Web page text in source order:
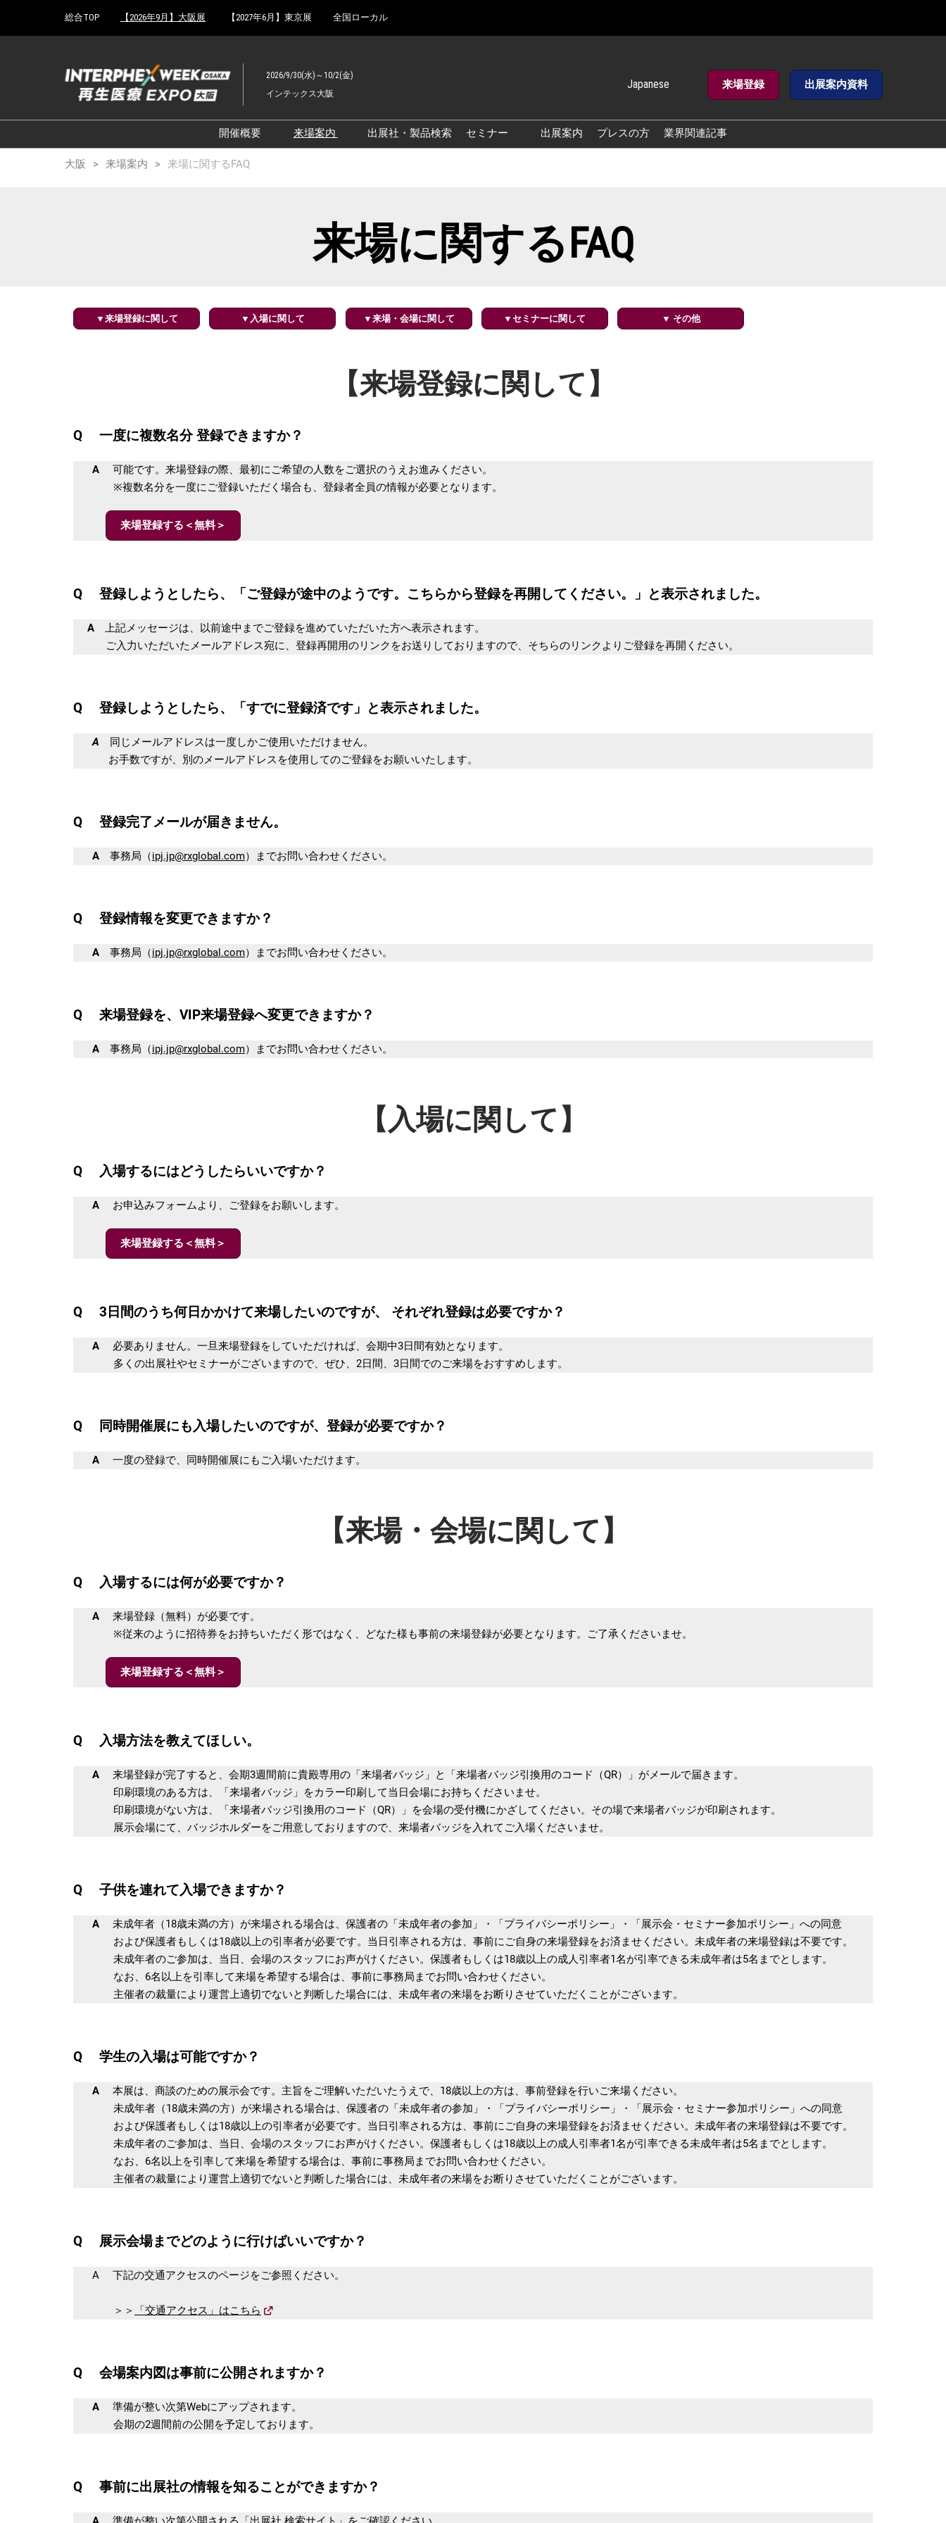
キ
し
to
総合TOP 【2026年9月】大阪展 【2027年6月】東京展 全国ローカル
2026/9/30(水)～10/2(金)
インテックス大阪
Japanese
English
Korean
来場登録 出展案内資料
開催概要
展示会概要TOP
ファーマDX EXPO大阪
再生医療EXPO 大阪
来場案内
展示会・セミナー参加ポリ
シー
出展社・製品検索 セミナー
出展社によるセミナー/フォ
ーラム
出展案内 プレスの方 業界関連記事
大阪 来場案内 来場に関するFAQ
来場に関するFAQ
▼来場登録に関して ▼入場に関して ▼来場・会場に関して ▼セミナーに関して ▼ その他
【来場登録に関して】
Q 一度に複数名分 登録できますか？
A 可能です。来場登録の際、最初にご希望の人数をご選択のうえお進みください。
※複数名分を一度にご登録いただく場合も、登録者全員の情報が必要となります。
来場登録する＜無料＞
Q 登録しようとしたら、「ご登録が途中のようです。こちらから登録を再開してください。」と表示されました。
A 上記メッセージは、以前途中までご登録を進めていただいた方へ表示されます。
ご入力いただいたメールアドレス宛に、登録再開用のリンクをお送りしておりますので、そちらのリンクよりご登録を再開ください。
Q 登録しようとしたら、「すでに登録済です」と表示されました。
A 同じメールアドレスは一度しかご使用いただけません。
お手数ですが、別のメールアドレスを使用してのご登録をお願いいたします。
Q 登録完了メールが届きません。
A 事務局（ipj.jp@rxglobal.com）までお問い合わせください。
Q 登録情報を変更できますか？
A 事務局（ipj.jp@rxglobal.com）までお問い合わせください。
Q 来場登録を、VIP来場登録へ変更できますか？
A 事務局（ipj.jp@rxglobal.com）までお問い合わせください。
【入場に関して】
Q 入場するにはどうしたらいいですか？
A お申込みフォームより、ご登録をお願いします。
来場登録する＜無料＞
Q 3日間のうち何日かかけて来場したいのですが、 それぞれ登録は必要ですか？
A 必要ありません。一旦来場登録をしていただければ、会期中3日間有効となります。
多くの出展社やセミナーがございますので、ぜひ、2日間、3日間でのご来場をおすすめします。
Q 同時開催展にも入場したいのですが、登録が必要ですか？
A 一度の登録で、同時開催展にもご入場いただけます。
【来場・会場に関して】
Q 入場するには何が必要ですか？
A
来場登録（無料）が必要です。
※従来のように招待券をお持ちいただく形ではなく、どなた様も事前の来場登録が必要となります。ご了承くださいませ。
来場登録する＜無料＞
Q 入場方法を教えてほしい。
A 来場登録が完了すると、会期3週間前に貴殿専用の「来場者バッジ」と「来場者バッジ引換用のコード（QR）」がメールで届きます。
印刷環境のある方は、「来場者バッジ」をカラー印刷して当日会場にお持ちくださいませ。
印刷環境がない方は、「来場者バッジ引換用のコード（QR）」を会場の受付機にかざしてください。その場で来場者バッジが印刷されます。
展示会場にて、バッジホルダーをご用意しておりますので、来場者バッジを入れてご入場くださいませ。
Q 子供を連れて入場できますか？
A 未成年者（18歳未満の方）が来場される場合は、保護者の「未成年者の参加」・「プライバシーポリシー」・「展示会・セミナー参加ポリシー」への同意
および保護者もしくは18歳以上の引率者が必要です。当日引率される方は、事前にご自身の来場登録をお済ませください。未成年者の来場登録は不要です。
未成年者のご参加は、当日、会場のスタッフにお声がけください。保護者もしくは18歳以上の成人引率者1名が引率できる未成年者は5名までとします。
なお、6名以上を引率して来場を希望する場合は、事前に事務局までお問い合わせください。
主催者の裁量により運営上適切でないと判断した場合には、未成年者の来場をお断りさせていただくことがございます。
Q 学生の入場は可能ですか？
A 本展は、商談のための展示会です。主旨をご理解いただいたうえで、18歳以上の方は、事前登録を行いご来場ください。
未成年者（18歳未満の方）が来場される場合は、保護者の「未成年者の参加」・「プライバシーポリシー」・「展示会・セミナー参加ポリシー」への同意
および保護者もしくは18歳以上の引率者が必要です。当日引率される方は、事前にご自身の来場登録をお済ませください。未成年者の来場登録は不要です。
未成年者のご参加は、当日、会場のスタッフにお声がけください。保護者もしくは18歳以上の成人引率者1名が引率できる未成年者は5名までとします。
なお、6名以上を引率して来場を希望する場合は、事前に事務局までお問い合わせください。
主催者の裁量により運営上適切でないと判断した場合には、未成年者の来場をお断りさせていただくことがございます。
Q 展示会場までどのように行けばいいですか？
A 下記の交通アクセスのページをご参照ください。
＞＞ 「交通アクセス」はこちら
Q 会場案内図は事前に公開されますか？
A
準備が整い次第Webにアップされます。
会期の2週間前の公開を予定しております。
Q 事前に出展社の情報を知ることができますか？